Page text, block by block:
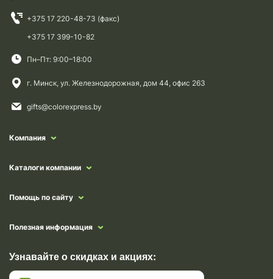
+375 17 220-48-73 (факс)
+375 17 399-10-82
Пн–Пт: 9:00–18:00
г. Минск, ул. Железнодорожная, дом 44, офис 263
gifts@colorexpress.by
Компания
Каталоги компании
Помощь по сайту
Полезная информация
Узнавайте о скидках и акциях: